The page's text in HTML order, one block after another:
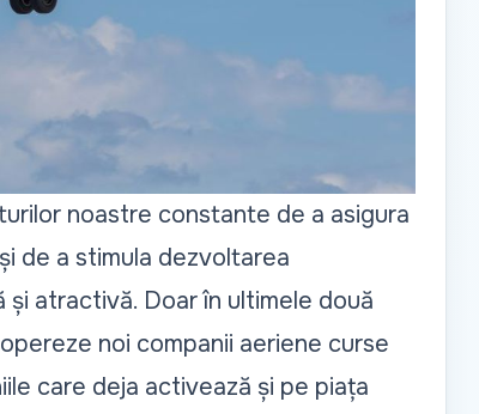
noastre constante de a asigura
de a stimula dezvoltarea
atractivă. Doar în ultimele două
noi companii aeriene curse
care deja activează și pe piața